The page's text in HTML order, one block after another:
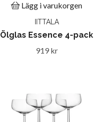
Lägg i varukorgen
IITTALA
Ölglas Essence 4-pack
919 kr